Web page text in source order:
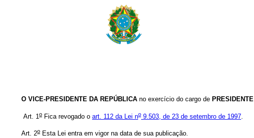
O VICE-PRESIDENTE DA REPÚBLICA no exercício do cargo de
Art. 1 o Fica revogado o art. 112 da Lei no 9.503, de 23 de setembro de 1997
Art. 2o Esta Lei entra em vigor na data de sua publicação.